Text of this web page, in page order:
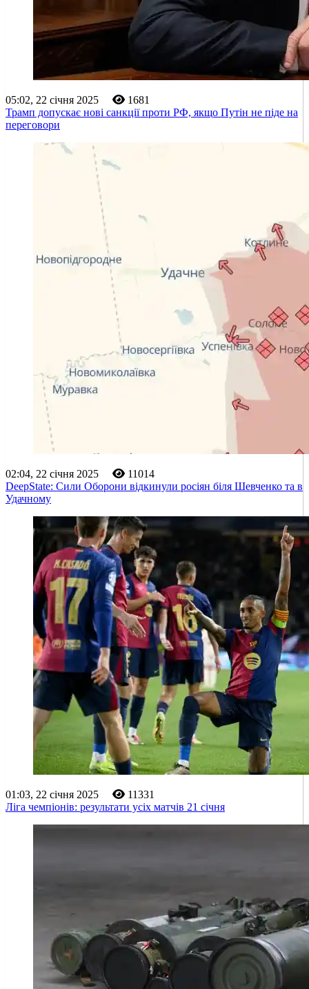
05:02, 22 січня 2025
1681
Трамп допускає нові санкції проти РФ, якщо Путін не піде на
переговори
02:04, 22 січня 2025
11014
DeepState: Сили Оборони відкинули росіян біля Шевченко та в
Удачному
01:03, 22 січня 2025
11331
Ліга чемпіонів: результати усіх матчів 21 січня